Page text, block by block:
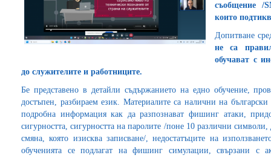
съобщение /
които
Допитване
не са
обучават с
до служителите и работниците.
Бе представено в детайли съдържанието на едно обучение,
достъпен, разбираем език. Материалите са налични на
подробна информация как да разпознават фишинг атаки,
сигурността, сигурността на паролите /поне 10 различни символи,
смяна, която изисква записване/, недостатъците на
обученията се подлагат на фишинг симулации, свързани с